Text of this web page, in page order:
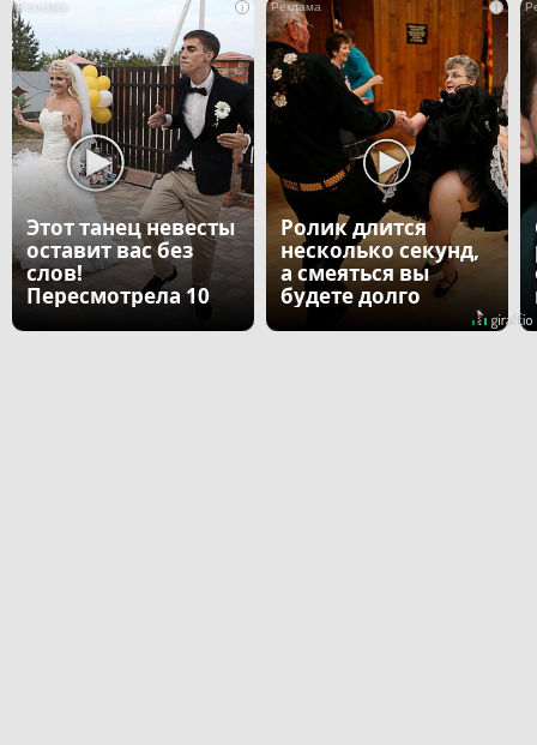
i
Этот танец невесты
оставит вас без
слов!
Пересмотрела 10
i
Ролик длится
несколько секунд,
а смеяться вы
будете долго